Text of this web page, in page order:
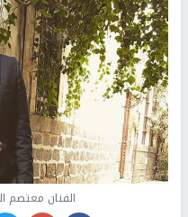
الفنان معتصم